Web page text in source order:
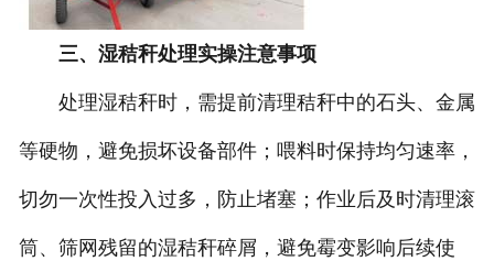
三、湿秸秆处理实操注意事项
处理湿秸秆时，需提前清理秸秆中的石头、金属
等硬物，避免损坏设备部件；喂料时保持均匀速率，
切勿一次性投入过多，防止堵塞；作业后及时清理滚
筒、筛网残留的湿秸秆碎屑，避免霉变影响后续使